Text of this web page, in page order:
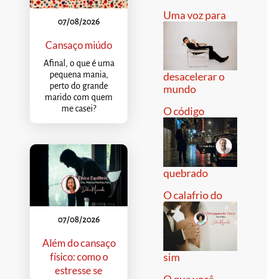
07/08/2026
Cansaço miúdo
Afinal, o que é uma
pequena mania,
perto do grande
marido com quem
me casei?
07/08/2026
Além do cansaço
físico: como o
estresse se
Uma voz para
desacelerar o
mundo
O código
quebrado
O calafrio do
sim